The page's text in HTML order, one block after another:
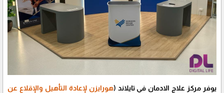
يوفر مركز علاج الادمان في تايلاند (هورايزن لإعادة التأهيل والإقلاع عن